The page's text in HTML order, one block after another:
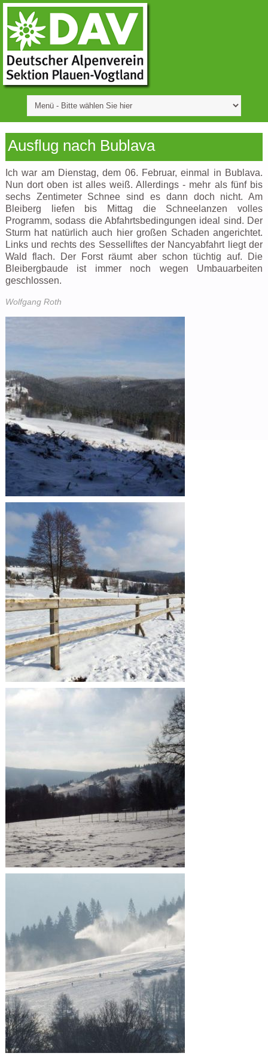
Ausflug nach Bublava
Ich war am Dienstag, dem 06. Februar, einmal in Bublava.
Nun dort oben ist alles weiß. Allerdings - mehr als fünf bis
sechs Zentimeter Schnee sind es dann doch nicht. Am
Bleiberg liefen bis Mittag die Schneelanzen volles
Programm, sodass die Abfahrtsbedingungen ideal sind. Der
Sturm hat natürlich auch hier großen Schaden angerichtet.
Links und rechts des Sesselliftes der Nancyabfahrt liegt der
Wald flach. Der Forst räumt aber schon tüchtig auf. Die
Bleibergbaude ist immer noch wegen Umbauarbeiten
geschlossen.
Wolfgang Roth